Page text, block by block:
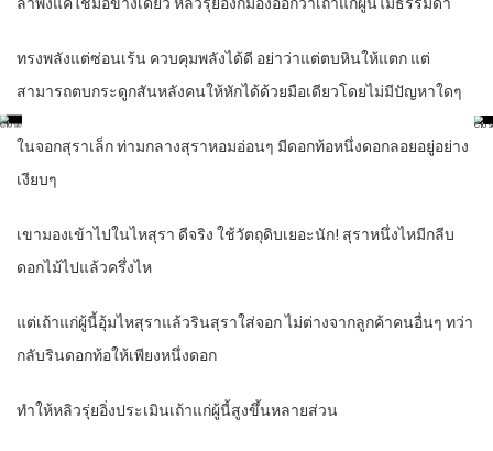
ทรงพลังแต่ซ่อนเร้น ควบคุมพลังได้ดี อย่าว่าแต่ตบหินให้แตก แต่
สามารถตบกระดูกสันหลังคนให้หักได้ด้วยมือเดียวโดยไม่มีปัญหาใดๆ
ในจอกสุราเล็ก ท่ามกลางสุราหอมอ่อนๆ มีดอกท้อหนึ่งดอกลอยอยู่อย่าง
เงียบๆ
เขามองเข้าไปในไหสุรา ดีจริง ใช้วัตถุดิบเยอะนัก! สุราหนึ่งไหมีกลีบ
ดอกไม้ไปแล้วครึ่งไห
แต่เถ้าแก่ผู้นี้อุ้มไหสุราแล้วรินสุราใส่จอก ไม่ต่างจากลูกค้าคนอื่นๆ ทว่า
กลับรินดอกท้อให้เพียงหนึ่งดอก
ทำให้หลิวรุ่ยอิ่งประเมินเถ้าแก่ผู้นี้สูงขึ้นหลายส่วน